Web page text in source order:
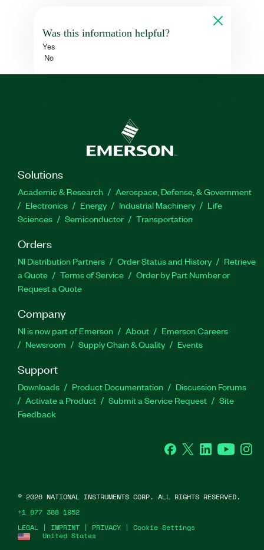
Was this information helpful?
Yes
No
Solutions
Academic & Research
Aerospace, Defense, & Government
Electronics
Energy Industrial Machinery
Life
Sciences
Semiconductor Transportation
Orders
NI Distribution Partners Order Status and History
Retrieve
a Quote
Terms of Service
Order by Part Number or
Request a Quote
Company
NI is now part of Emerson About
Emerson Careers
Newsroom
Supply Chain & Quality Events
Support
Downloads Product Documentation
Discussion Forums
Activate a Product
Submit a Service Request
Site
Feedback
Facebook
Twitter LinkedInYouTube
United States
LEGAL | IMPRINT | PRIVACY | Cookie Settings
© 2026 NATIONAL INSTRUMENTS CORP. ALL RIGHTS RESERVED.
+1 877 388 1952